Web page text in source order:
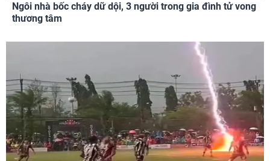
Ngôi nhà bốc cháy dữ dội, 3 người trong gia đình tử vong
thương tâm